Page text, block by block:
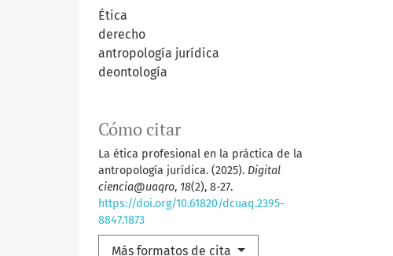
Ética
derecho
antropología jurídica
deontología
Cómo citar
La ética profesional en la práctica de la
antropología jurídica. (2025). Digital
ciencia@uaqro, 18(2), 8-27.
https://doi.org/10.61820/dcuaq.2395-
8847.1873
Más formatos de cita